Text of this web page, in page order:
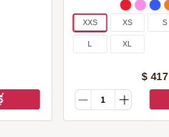
XXS XS S
L XL
$ 417